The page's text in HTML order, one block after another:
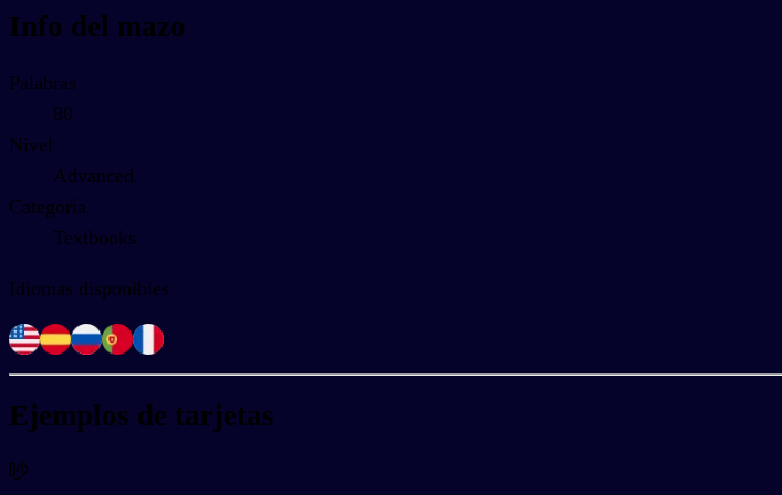
Info del mazo
Palabras
80
Nivel
Advanced
Categoría
Textbooks
Idiomas disponibles
Ejemplos de tarjetas
吵